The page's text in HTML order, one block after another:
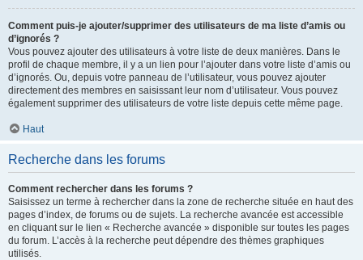
Comment puis-je ajouter/supprimer des utilisateurs de ma liste d’amis ou
d’ignorés ?
Vous pouvez ajouter des utilisateurs à votre liste de deux manières. Dans le
profil de chaque membre, il y a un lien pour l’ajouter dans votre liste d’amis ou
d’ignorés. Ou, depuis votre panneau de l’utilisateur, vous pouvez ajouter
directement des membres en saisissant leur nom d’utilisateur. Vous pouvez
également supprimer des utilisateurs de votre liste depuis cette même page.
Haut
Recherche dans les forums
Comment rechercher dans les forums ?
Saisissez un terme à rechercher dans la zone de recherche située en haut des
pages d’index, de forums ou de sujets. La recherche avancée est accessible
en cliquant sur le lien « Recherche avancée » disponible sur toutes les pages
du forum. L’accès à la recherche peut dépendre des thèmes graphiques
utilisés.